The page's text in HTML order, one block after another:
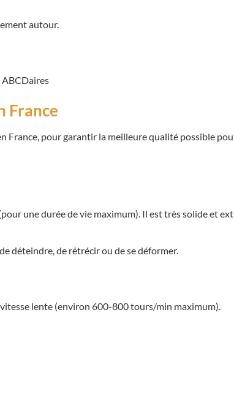
autour.
France
France, pour garantir la meilleure qualité possible
une durée de vie maximum). Il est très solide et
déteindre, de rétrécir ou de se déformer.
vitesse lente (environ 600-800 tours/min maximum).